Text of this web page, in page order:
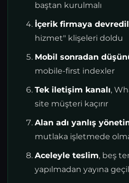
baştan kurulmalı
İçerik firmaya
hizmet" klişeleri doldu
Mobil sonradan
mobile-first indexler
Tek iletişim kanalı,
site müşteri kaçırır
Alan adı yanlış
mutlaka işletmede
Aceleyle teslim, beş
yapılmadan yayına